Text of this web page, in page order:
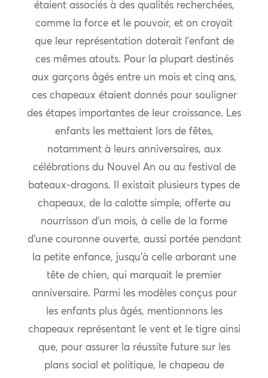
étaient associés à des qualités recherchées,
comme la force et le pouvoir, et on croyait
que leur représentation doterait l’enfant de
ces mêmes atouts. Pour la plupart destinés
aux garçons âgés entre un mois et cinq ans,
ces chapeaux étaient donnés pour souligner
des étapes importantes de leur croissance. Les
enfants les mettaient lors de fêtes,
notamment à leurs anniversaires, aux
célébrations du Nouvel An ou au festival de
bateaux-dragons. Il existait plusieurs types de
chapeaux, de la calotte simple, offerte au
nourrisson d’un mois, à celle de la forme
d’une couronne ouverte, aussi portée pendant
la petite enfance, jusqu’à celle arborant une
tête de chien, qui marquait le premier
anniversaire. Parmi les modèles conçus pour
les enfants plus âgés, mentionnons les
chapeaux représentant le vent et le tigre ainsi
que, pour assurer la réussite future sur les
plans social et politique, le chapeau de